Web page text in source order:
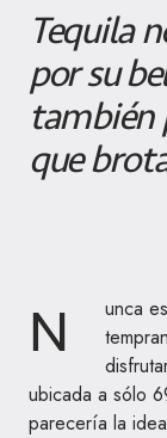
Tequila
por su
también
que
N
unca
ubicada a sólo
parecería la